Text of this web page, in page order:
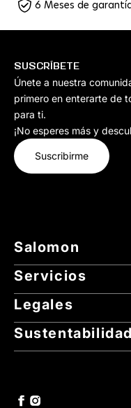
6 Meses de
SUSCRÍBETE
Únete a nuestra
primero en enterarte de
para ti.
¡No esperes más y
Suscribirme
Salomon
Servicios
Legales
Sustentabilidad